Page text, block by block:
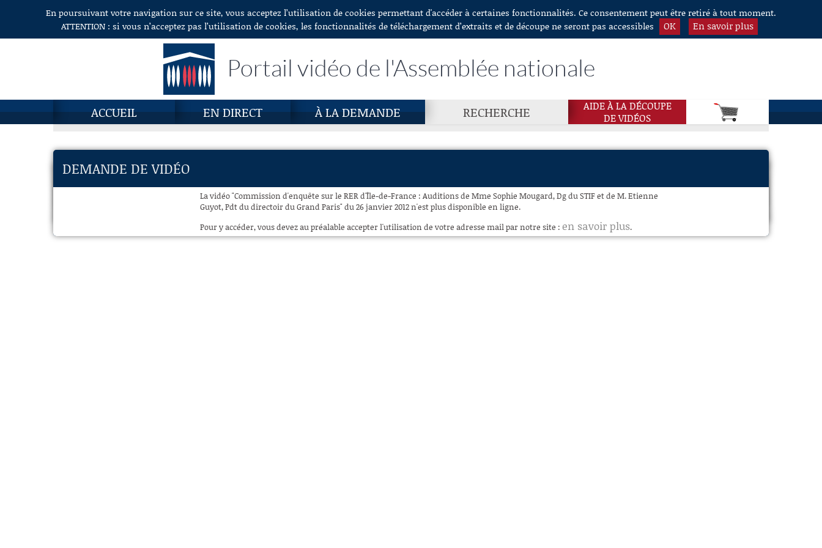
Aller au contenuEn poursuivant votre navigation sur ce site, vous acceptez l’utilisation de cookies permettant d'accéder à certaines fonctionnalités. Ce consentement peut être retiré à tout moment.
ATTENTION : si vous n’acceptez pas l’utilisation de cookies, les fonctionnalités de téléchargement d’extraits et de découpe ne seront pas accessibles
OK En savoir plus
Portail vidéo de l'Assemblée nationale
ACCUEIL EN DIRECT À LA DEMANDE RECHERCHE
AIDE À LA DÉCOUPE
DE VIDÉOS
DEMANDE DE VIDÉO
La vidéo "Commission d'enquête sur le RER d'Île-de-France : Auditions de Mme Sophie Mougard, Dg du STIF et de M. Etienne
Guyot, Pdt du directoir du Grand Paris" du 26 janvier 2012 n'est plus disponible en ligne.
Pour y accéder, vous devez au préalable accepter l'utilisation de votre adresse mail par notre site : en savoir plus.